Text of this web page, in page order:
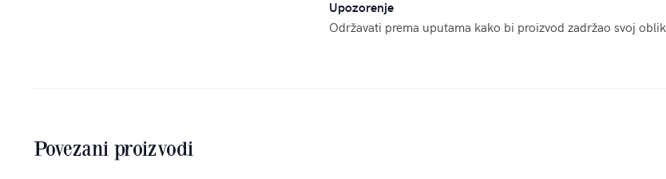
Upozorenje
Održavati prema uputama kako bi proizvod zadržao svoj oblik.
Povezani proizvodi